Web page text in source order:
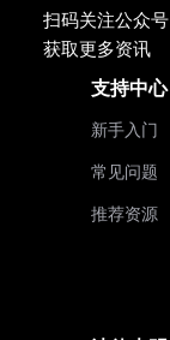
扫码关注公众号
获取更多资讯
支持中心
新手入门
常见问题
推荐资源